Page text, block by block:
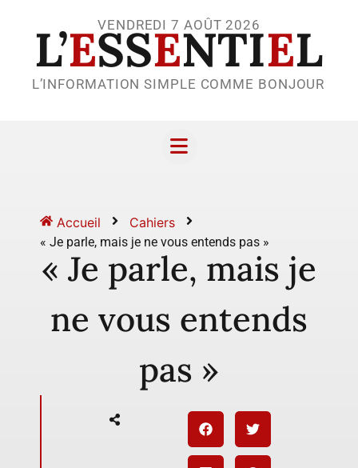
VENDREDI 7 AOÛT 2026
L’ESSENTIEL
L’INFORMATION SIMPLE COMME BONJOUR
Accueil Cahiers
« Je parle, mais je ne vous entends pas »
« Je parle, mais je
ne vous entends
pas »